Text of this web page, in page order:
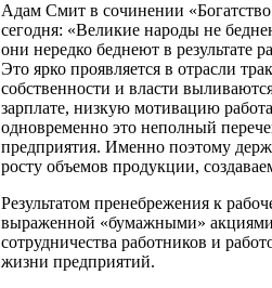
Адам Смит в сочинении
сегодня: «Великие народы не
они нередко беднеют в результате
Это ярко проявляется в отрасли
собственности и власти
зарплате, низкую мотивацию
одновременно это неполный
предприятия. Именно поэтому
росту объемов продукции,
Результатом пренебрежения к
выраженной «бумажными»
сотрудничества работников и
жизни предприятий.